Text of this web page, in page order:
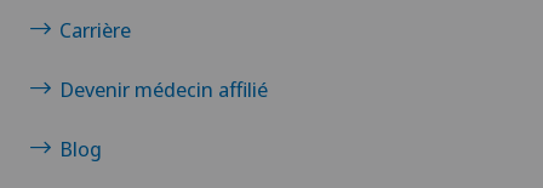
Carrière
Devenir médecin affilié
Blog